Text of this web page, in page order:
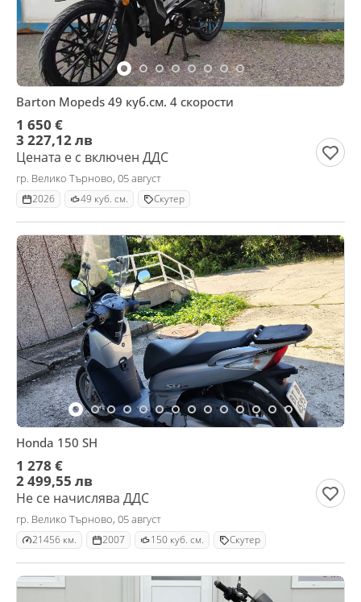
Barton Mopeds 49 куб.см. 4 скорости
1 650 €
3 227,12 лв
Цената е с включен ДДС
гр. Велико Търново, 05 август
2026 49 куб. см. Скутер
Honda 150 SH
1 278 €
2 499,55 лв
Не се начислява ДДС
гр. Велико Търново, 05 август
21456 км. 2007 150 куб. см. Скутер